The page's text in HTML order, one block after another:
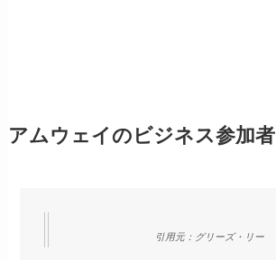
アムウェイのビジネス参加者
引用元：グリーズ・リー